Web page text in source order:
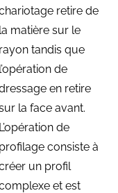
retire de
la matière sur le
rayon tandis que
l’opération de
en retire
la face avant.
L’opération de
profilage consiste à
un profil
et est